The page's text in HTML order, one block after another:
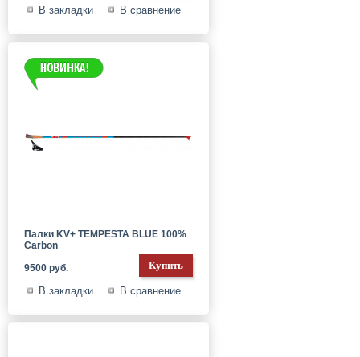
В закладки В сравнение
Палки KV+ TEMPESTA BLUE 100%
Carbon
9500 руб.
В закладки В сравнение